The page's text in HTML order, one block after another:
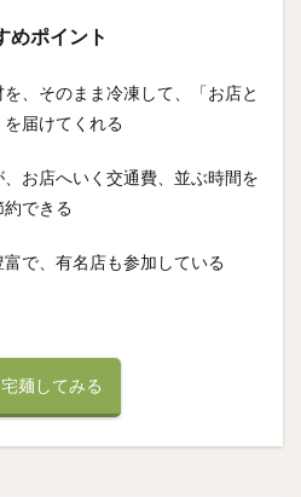
めポイント
を、そのまま冷凍して、「お店と
を届けてくれる
、お店へいく交通費、並ぶ時間を
約できる
富で、有名店も参加している
宅麺してみる